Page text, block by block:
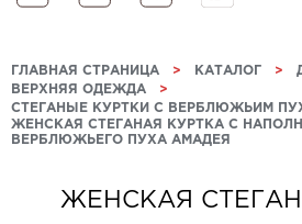
ГЛАВНАЯ СТРАНИЦА > КАТАЛОГ >
ВЕРХНЯЯ ОДЕЖДА >
СТЕГАНЫЕ КУРТКИ С ВЕРБЛЮЖЬИМ
ЖЕНСКАЯ СТЕГАНАЯ КУРТКА С
ВЕРБЛЮЖЬЕГО ПУХА АМАДЕЯ
ЖЕНСКАЯ